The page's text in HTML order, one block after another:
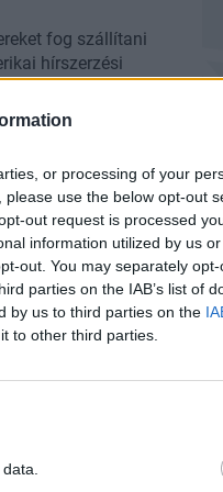
or processing of your
use the below opt-out
out request is processed
information utilized by us
out. You may separately
parties on the IAB’s list of
by us to third parties on the
to other third parties.
fog szállítani
hírszerzési
Elon Musk
csempészett
keresztül, a
atomhatalom
körül
A
értéke és részletei